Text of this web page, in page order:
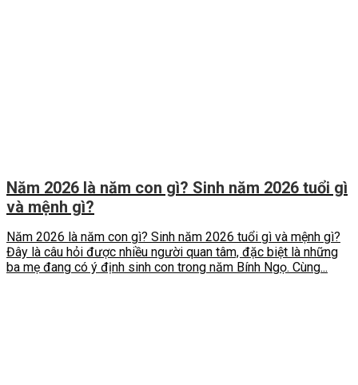
Năm 2026 là năm con gì? Sinh năm 2026 tuổi gì
và mệnh gì?
Năm 2026 là năm con gì? Sinh năm 2026 tuổi gì và mệnh gì?
Đây là câu hỏi được nhiều người quan tâm, đặc biệt là những
ba mẹ đang có ý định sinh con trong năm Bính Ngọ. Cùng...